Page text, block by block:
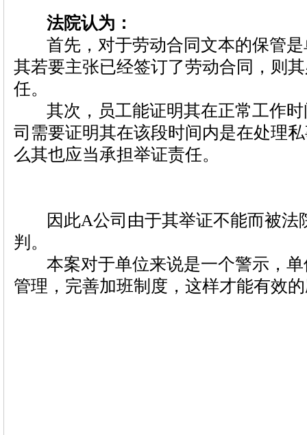
法院认为：
首先，对于劳动合同文本的保管是
其若要主张已经签订了劳动合同，则
任。
其次，员工能证明其在正常工作时
司需要证明其在该段时间内是在处理
么其也应当承担举证责任。
因此A公司由于其举证不能而被法
判。
本案对于单位来说是一个警示，单
管理，完善加班制度，这样才能有效